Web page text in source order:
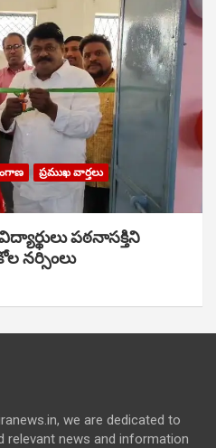
ప్రముఖ వార్తలు
పఠ‌నాసక్తిని
నర్సింలు
we are dedicated to
relevant news and information